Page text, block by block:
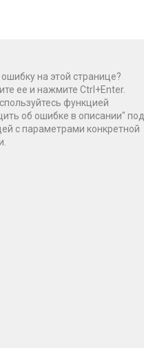
на этой странице?
ее и нажмите Ctrl+Enter.
функцией
об ошибке в описании" под
с параметрами конкретной